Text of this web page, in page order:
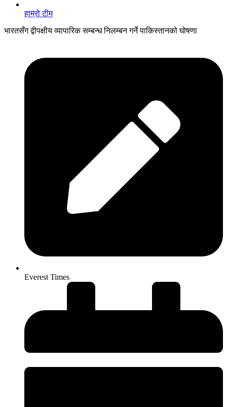
हाम्रो टीम
भारतसँग द्वीपक्षीय व्यापारिक सम्बन्ध निलम्बन गर्ने पाकिस्तानको घोषणा
Everest Times